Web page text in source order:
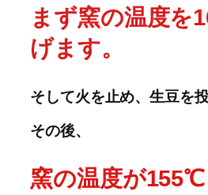
まず窯の温度を
げます。
そして火を止め、生豆を
その後、
窯の温度が